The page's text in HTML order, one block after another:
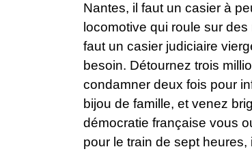
Nantes, il faut un casier à
locomotive qui roule sur
faut un casier judiciaire
besoin. Détournez trois
condamner deux fois pour
bijou de famille, et venez
démocratie française vous
pour le train de sept heures,